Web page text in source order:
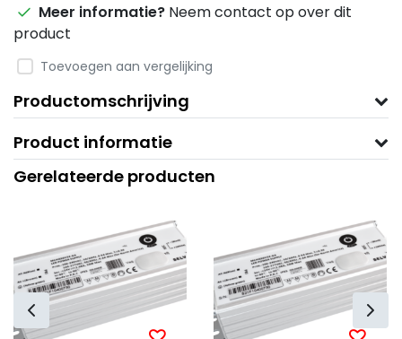
Meer informatie? Neem contact op over dit
product
Toevoegen aan vergelijking
Productomschrijving
Product informatie
Gerelateerde producten